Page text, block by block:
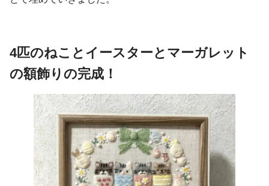
4匹のねことイースターとマーガレット
の額飾りの完成！